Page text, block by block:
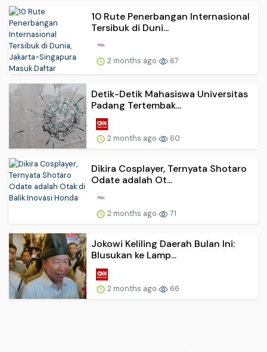
10 Rute Penerbangan Internasional
Tersibuk di Duni...
2 months ago 67
Detik-Detik Mahasiswa Universitas
Padang Tertembak...
2 months ago 60
Dikira Cosplayer, Ternyata Shotaro
Odate adalah Ot...
2 months ago 71
Jokowi Keliling Daerah Bulan Ini:
Blusukan ke Lamp...
2 months ago 66